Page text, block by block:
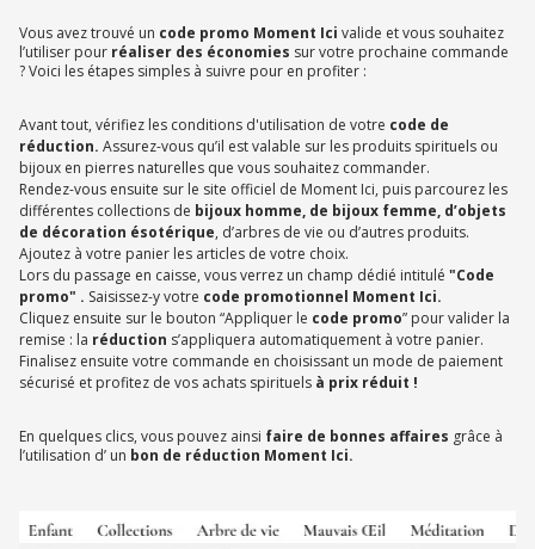
Vous avez trouvé un code promo Moment Ici valide et vous souhaitez
l’utiliser pour réaliser des économies sur votre prochaine commande
? Voici les étapes simples à suivre pour en profiter :
Avant tout, vérifiez les conditions d'utilisation de votre code de
réduction. Assurez-vous qu’il est valable sur les produits spirituels ou
bijoux en pierres naturelles que vous souhaitez commander.
Rendez-vous ensuite sur le site officiel de Moment Ici, puis parcourez les
différentes collections de bijoux homme, de bijoux femme, d’objets
de décoration ésotérique, d’arbres de vie ou d’autres produits.
Ajoutez à votre panier les articles de votre choix.
Lors du passage en caisse, vous verrez un champ dédié intitulé "Code
promo" . Saisissez-y votre code promotionnel Moment Ici.
Cliquez ensuite sur le bouton “Appliquer le code promo” pour valider la
remise : la réduction s’appliquera automatiquement à votre panier.
Finalisez ensuite votre commande en choisissant un mode de paiement
sécurisé et profitez de vos achats spirituels à prix réduit !
En quelques clics, vous pouvez ainsi faire de bonnes affaires grâce à
l’utilisation d’ un bon de réduction Moment Ici.